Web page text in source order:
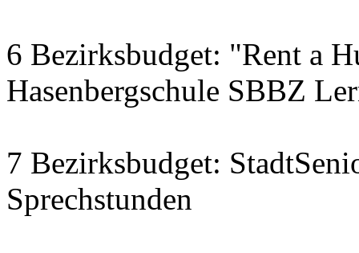
6 Bezirksbudget: "Rent a
Hasenbergschule SBBZ
7 Bezirksbudget:
Sprechstunden